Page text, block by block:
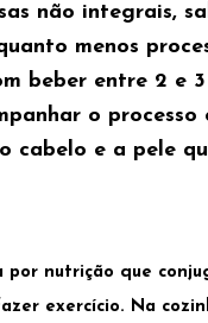
não integrais,
menos
beber entre 2 e
o
cabelo e a pele
por nutrição que
exercício. Na